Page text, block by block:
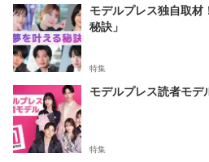
モデルプレス独自取材
秘訣」
特集
モデルプレス読者モデ
特集